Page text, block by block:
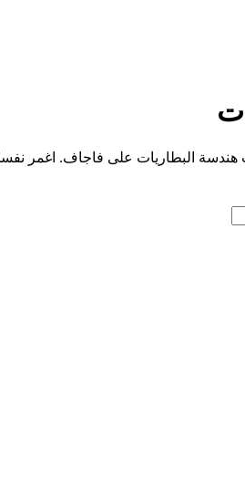
البطاريات على فاجاف. اغمر